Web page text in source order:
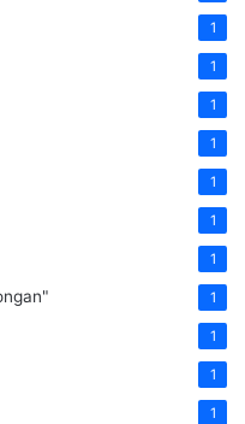
1
1
1
1
1
1
1
1
1
1
1